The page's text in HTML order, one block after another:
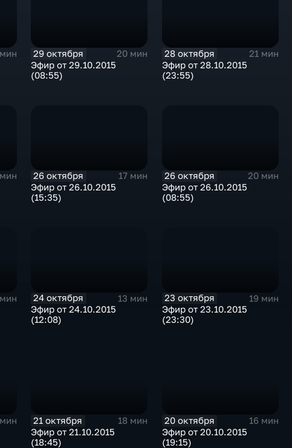
29 октября
20 мин
Эфир от 29.10.2015
(08:55)
28 октября
21 мин
Эфир от 28.10.2015
(23:55)
26 октября
17 мин
Эфир от 26.10.2015
(15:35)
26 октября
20 мин
Эфир от 26.10.2015
(08:55)
24 октября
13 мин
Эфир от 24.10.2015
(12:08)
23 октября
19 мин
Эфир от 23.10.2015
(23:30)
21 октября
18 мин
Эфир от 21.10.2015
(18:45)
20 октября
16 мин
Эфир от 20.10.2015
(19:15)